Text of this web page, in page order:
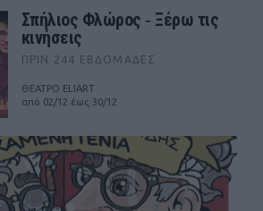
Σπήλιος Φλώρος ‑ Ξέρω τις
κινήσεις
ΠΡΙΝ 244 ΕΒΔΟΜΆΔΕΣ
ΘΕΑΤΡΟ ELIART
από 02/12 έως 30/12